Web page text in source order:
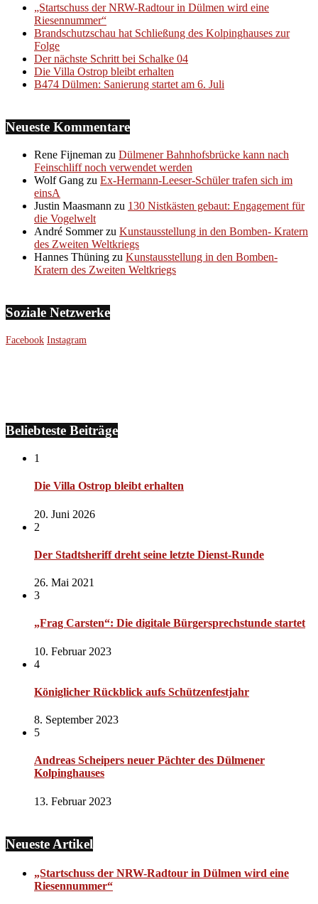
„Startschuss der NRW-Radtour in Dülmen wird eine
Riesennummer“
Brandschutzschau hat Schließung des Kolpinghauses zur
Folge
Der nächste Schritt bei Schalke 04
Die Villa Ostrop bleibt erhalten
B474 Dülmen: Sanierung startet am 6. Juli
Neueste Kommentare
Rene Fijneman zu Dülmener Bahnhofsbrücke kann nach
Feinschliff noch verwendet werden
Wolf Gang zu Ex-Hermann-Leeser-Schüler trafen sich im
einsA
Justin Maasmann zu 130 Nistkästen gebaut: Engagement für
die Vogelwelt
André Sommerzu Kunstausstellung in den Bomben- Kratern
des Zweiten Weltkriegs
Hannes Thüning zu Kunstausstellung in den Bomben-
Kratern des Zweiten Weltkriegs
Soziale Netzwerke
Facebook Instagram
Beliebteste Beiträge
1
Die Villa Ostrop bleibt erhalten
20. Juni 2026
2
Der Stadtsheriff dreht seine letzte Dienst-Runde
26. Mai 2021
3
„Frag Carsten“: Die digitale Bürgersprechstunde startet
10. Februar 2023
4
Königlicher Rückblick aufs Schützenfestjahr
8. September 2023
5
Andreas Scheipers neuer Pächter des Dülmener
Kolpinghauses
13. Februar 2023
Neueste Artikel
„Startschuss der NRW-Radtour in Dülmen wird eine
Riesennummer“